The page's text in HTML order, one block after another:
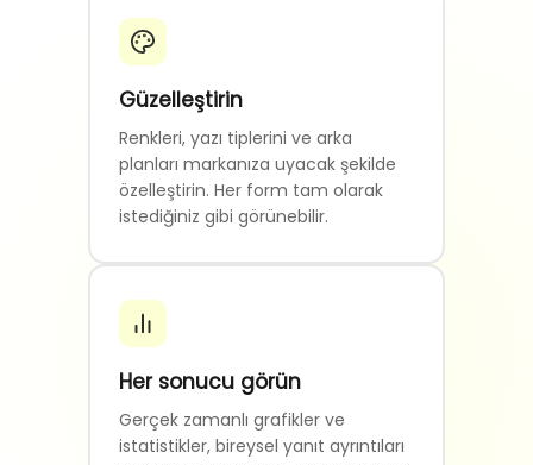
Güzelleştirin
Renkleri, yazı tiplerini ve arka
planları markanıza uyacak şekilde
özelleştirin. Her form tam olarak
istediğiniz gibi görünebilir.
Her sonucu görün
Gerçek zamanlı grafikler ve
istatistikler, bireysel yanıt ayrıntıları